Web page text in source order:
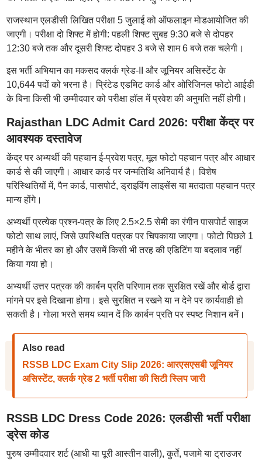
राजस्थान एलडीसी लिखित परीक्षा 5 जुलाई को ऑफलाइन मोडआयोजित की
जाएगी। परीक्षा दो शिफ्ट में होगी: पहली शिफ्ट सुबह 9:30 बजे से दोपहर
12:30 बजे तक और दूसरी शिफ्ट दोपहर 3 बजे से शाम 6 बजे तक चलेगी।
इस भर्ती अभियान का मकसद क्लर्क ग्रेड-II और जूनियर असिस्टेंट के
10,644 पदों को भरना है। प्रिंटेड एडमिट कार्ड और ओरिजिनल फोटो आईडी
के बिना किसी भी उम्मीदवार को परीक्षा हॉल में प्रवेश की अनुमति नहीं होगी।
Rajasthan LDC Admit Card 2026: परीक्षा केंद्र पर
आवश्यक दस्तावेज
केंद्र पर अभ्यर्थी की पहचान ई-प्रवेश पत्र, मूल फोटो पहचान पत्र और आधार
कार्ड से की जाएगी। आधार कार्ड पर जन्मतिथि अनिवार्य है। विशेष
परिस्थितियों में, पैन कार्ड, पासपोर्ट, ड्राइविंग लाइसेंस या मतदाता पहचान पत्र
मान्य होंगे।
अभ्यर्थी प्रत्येक प्रश्न-पत्र के लिए 2.5×2.5 सेमी का रंगीन पासपोर्ट साइज
फोटो साथ लाएं, जिसे उपस्थिति पत्रक पर चिपकाया जाएगा। फोटो पिछले 1
महीने के भीतर का हो और उसमें किसी भी तरह की एडिटिंग या बदलाव नहीं
किया गया हो।
अभ्यर्थी उत्तर पत्रक की कार्बन प्रति परिणाम तक सुरक्षित रखें और बोर्ड द्वारा
मांगने पर इसे दिखाना होगा। इसे सुरक्षित न रखने या न देने पर कार्यवाही हो
सकती है। गोला भरते समय ध्यान दें कि कार्बन प्रति पर स्पष्ट निशान बनें।
Also read
RSSB LDC Exam City Slip 2026: आरएसएसबी जूनियर
असिस्टेंट, क्लर्क ग्रेड 2 भर्ती परीक्षा की सिटी स्लिप जारी
RSSB LDC Dress Code 2026: एलडीसी भर्ती परीक्षा
ड्रेस कोड
पुरुष उम्मीदवार शर्ट (आधी या पूरी आस्तीन वाली), कुर्ते, पजामे या ट्राउजर